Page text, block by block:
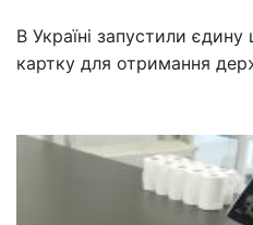
В Україні запустили
картку для отримання